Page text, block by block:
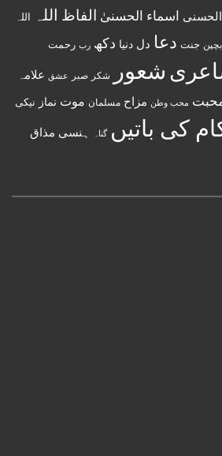
الحسنى اسماء الحسنیٰ الفاظ اللہ اللہ
بچپن جنت دعا دل دنیا دکھ رب رحمت
شعور شکر صبر عشق علامہ
محب وطن مزاح مسلمان موت نماز نیکی
کی باتیں گناہ ہنسی مذاق